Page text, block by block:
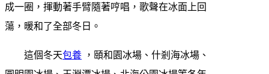
成一圈，揮動著手臂隨著哼唱，歌聲在冰面上回
蕩，暖和了全部冬日。
這個冬天包養 ，頤和園冰場、什剎海冰場、